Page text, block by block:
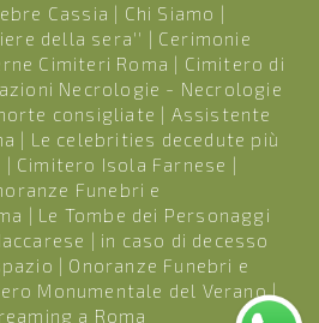
Cassia | Chi Siamo |
della sera'' | Cerimonie
Cimiteri Roma | Cimitero di
Necrologie - Necrologie
consigliate | Assistente
| Le celebrities decedute più
| Cimitero Isola Farnese |
Funebri e
| Le Tombe dei Personaggi
| in caso di decesso
| Onoranze Funebri e
Monumentale del Verano|
a Roma